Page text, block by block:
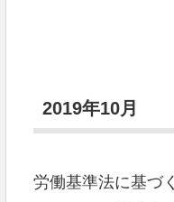
2019年10月
労働基準法に基づ